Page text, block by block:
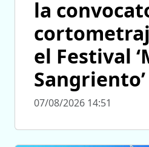
la
el Festival
Sangriento’
07/08/2026 14:51